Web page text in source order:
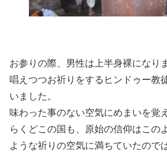
お参りの際、男性は上半身裸になり
唱えつつお祈りをするヒンドゥー教
いました。
味わった事のない空気にめまいを覚
らくどこの国も、原始の信仰はこの
ような祈りの空気に満ちていたので